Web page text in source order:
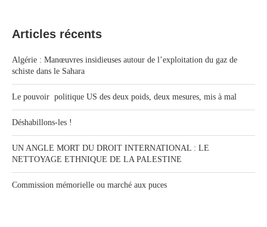
Articles récents
Algérie : Manœuvres insidieuses autour de l’exploitation du gaz de
schiste dans le Sahara
Le pouvoir politique US des deux poids, deux mesures, mis à mal
Déshabillons-les !
UN ANGLE MORT DU DROIT INTERNATIONAL : LE
NETTOYAGE ETHNIQUE DE LA PALESTINE
Commission mémorielle ou marché aux puces